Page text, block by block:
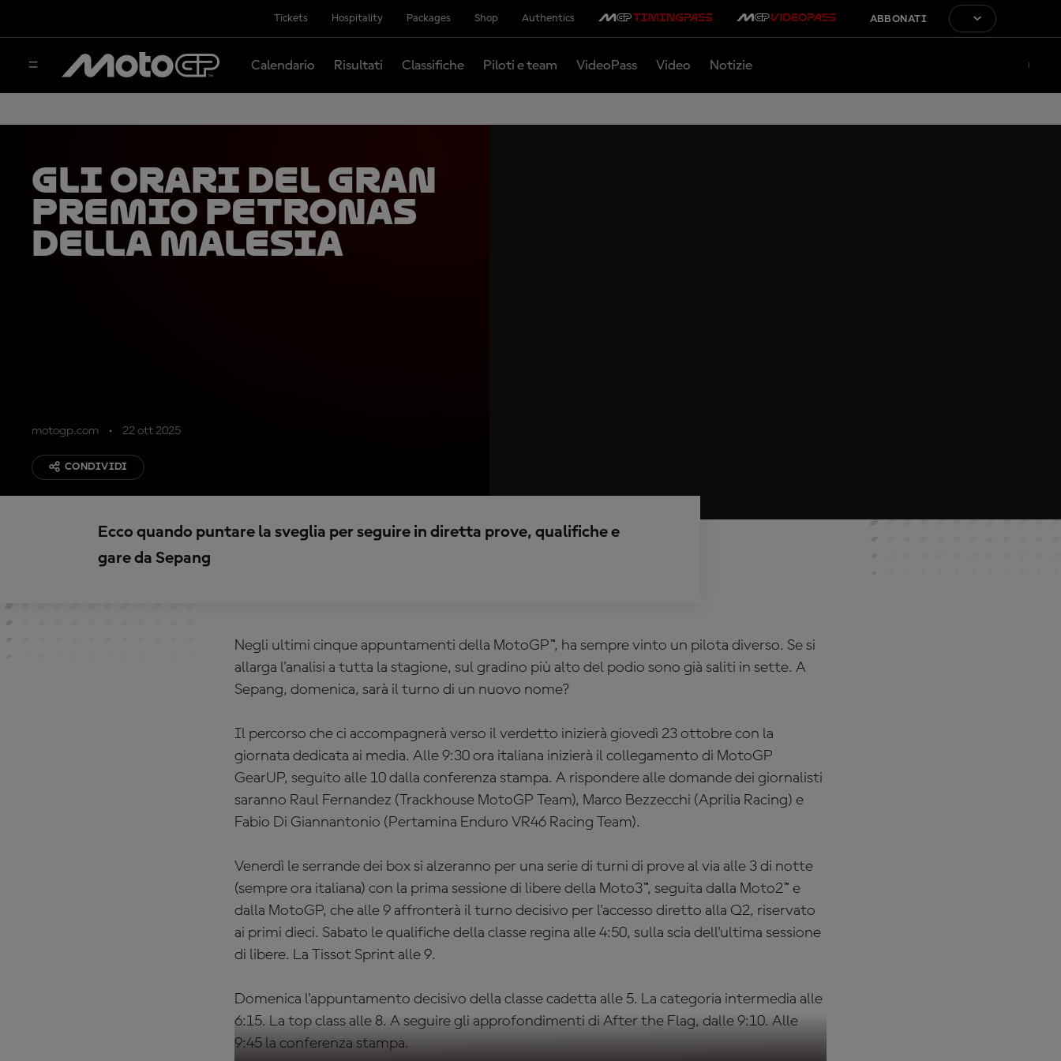
Tickets Hospitality Packages Shop Authentics ABBONATI
Calendario Risultati Classifiche Piloti e team VideoPass Video Notizie
Gli orari del Gran
Premio Petronas
della Malesia
motogp.com 22 ott 2025
CONDIVIDI
Ecco quando puntare la sveglia per seguire in diretta prove, qualifiche e
gare da Sepang
Negli ultimi cinque appuntamenti della MotoGP™, ha sempre vinto un pilota diverso. Se si
allarga l'analisi a tutta la stagione, sul gradino più alto del podio sono già saliti in sette. A
Sepang, domenica, sarà il turno di un nuovo nome?
Il percorso che ci accompagnerà verso il verdetto inizierà giovedì 23 ottobre con la
giornata dedicata ai media. Alle 9:30 ora italiana inizierà il collegamento di MotoGP
GearUP, seguito alle 10 dalla conferenza stampa. A rispondere alle domande dei giornalisti
saranno Raul Fernandez (Trackhouse MotoGP Team), Marco Bezzecchi (Aprilia Racing) e
Fabio Di Giannantonio (Pertamina Enduro VR46 Racing Team).
Venerdì le serrande dei box si alzeranno per una serie di turni di prove al via alle 3 di notte
(sempre ora italiana) con la prima sessione di libere della Moto3™, seguita dalla Moto2™ e
dalla MotoGP, che alle 9 affronterà il turno decisivo per l'accesso diretto alla Q2, riservato
ai primi dieci. Sabato le qualifiche della classe regina alle 4:50, sulla scia dell'ultima sessione
di libere. La Tissot Sprint alle 9.
Domenica l'appuntamento decisivo della classe cadetta alle 5. La categoria intermedia alle
6:15. La top class alle 8. A seguire gli approfondimenti di After the Flag, dalle 9:10. Alle
9:45 la conferenza stampa.